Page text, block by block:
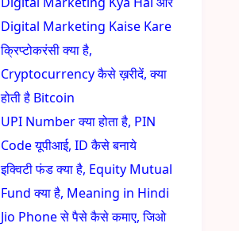
Digital Marketing Kaise Kare
क्रिप्टोकरंसी क्या है,
Cryptocurrency कैसे ख़रीदें, क्या
होती है Bitcoin
UPI Number क्या होता है, PIN
Code यूपीआई, ID कैसे बनाये
इक्विटी फंड क्या है, Equity Mutual
Fund क्या है, Meaning in Hindi
Jio Phone से पैसे कैसे कमाए, जिओ